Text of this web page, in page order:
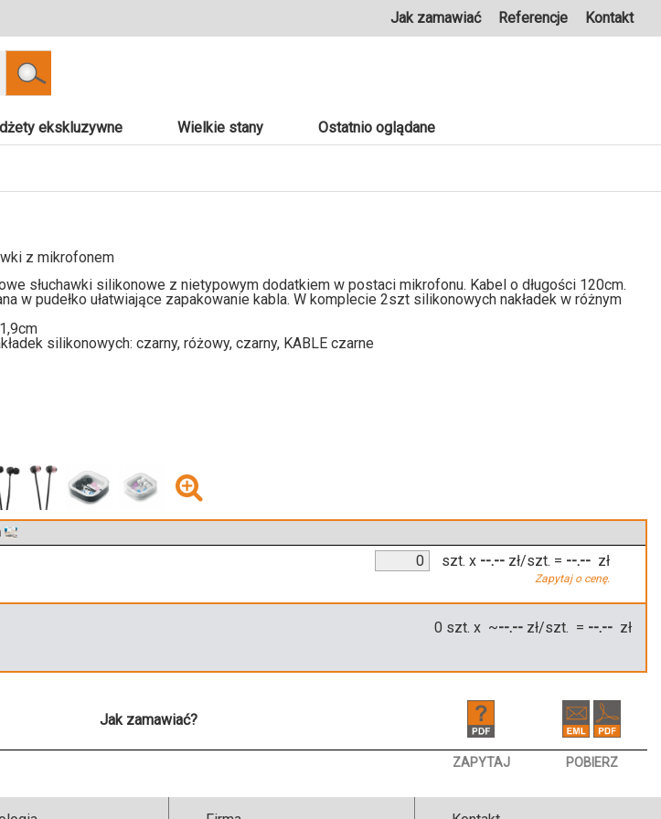
Jak zamawiać Referencje Kontakt
Szukaj
ekskluzywne Wielkie stany Ostatnio oglądane
z mikrofonem
słuchawki silikonowe z nietypowym dodatkiem w postaci mikrofonu. Kabel o długości 120cm.
w pudełko ułatwiające zapakowanie kabla. W komplecie 2szt silikonowych nakładek w różnym
silikonowych: czarny, różowy, czarny, KABLE czarne
szt. x --.-- zł/szt.
Zapytaj o cenę.
= --.-- zł
0 szt. x ~--.-- zł/szt. = --.-- zł
Jak zamawiać?
ZAPYTAJ POBIERZ